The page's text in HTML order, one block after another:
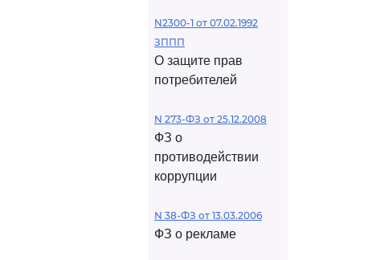
N2300-1 от 07.02.1992
ЗППП
О защите прав
потребителей
N 273-ФЗ от 25.12.2008
ФЗ о
противодействии
коррупции
N 38-ФЗ от 13.03.2006
ФЗ о рекламе